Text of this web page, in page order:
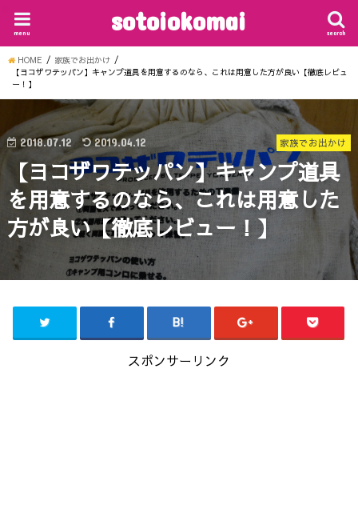
sotoiokomai search
menu
HOME
家族でお出かけ
【ヨコザワテッパン】キャンプ道具を用意するのなら、これは用意した方が良い【徹底レビュ
ー！】
家族でお出かけ
2018.07.12 2019.04.12
【ヨコザワテッパン】キャンプ道具
を用意するのなら、これは用意した
方が良い【徹底レビュー！】
スポンサーリンク